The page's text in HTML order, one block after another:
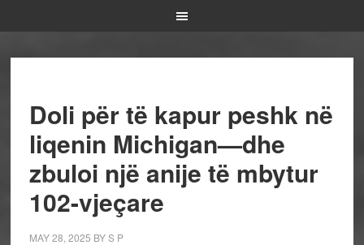
Doli për të kapur peshk në
liqenin Michigan—dhe
zbuloi një anije të mbytur
102-vjeçare
MAY 28, 2025 BYS P